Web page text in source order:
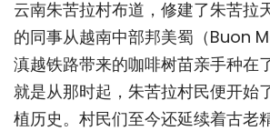
云南朱苦拉村布道，修建了朱苦拉
的同事从越南中部邦美蜀（Buon
滇越铁路带来的咖啡树苗亲手种在
就是从那时起，朱苦拉村民便开始
植历史。村民们至今还延续着古老